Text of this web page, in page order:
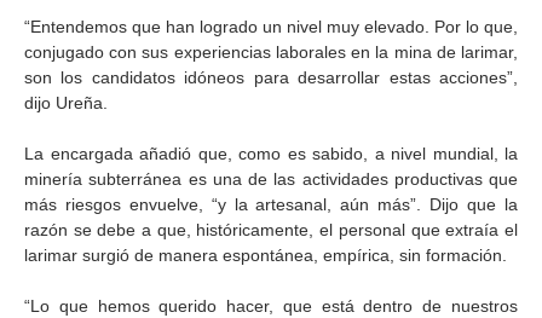
“Entendemos que han logrado un nivel muy elevado. Por lo que,
conjugado con sus experiencias laborales en la mina de larimar,
son los candidatos idóneos para desarrollar estas acciones”,
dijo Ureña.
La encargada añadió que, como es sabido, a nivel mundial, la
minería subterránea es una de las actividades productivas que
más riesgos envuelve, “y la artesanal, aún más”. Dijo que la
razón se debe a que, históricamente, el personal que extraía el
larimar surgió de manera espontánea, empírica, sin formación.
“Lo que hemos querido hacer, que está dentro de nuestros